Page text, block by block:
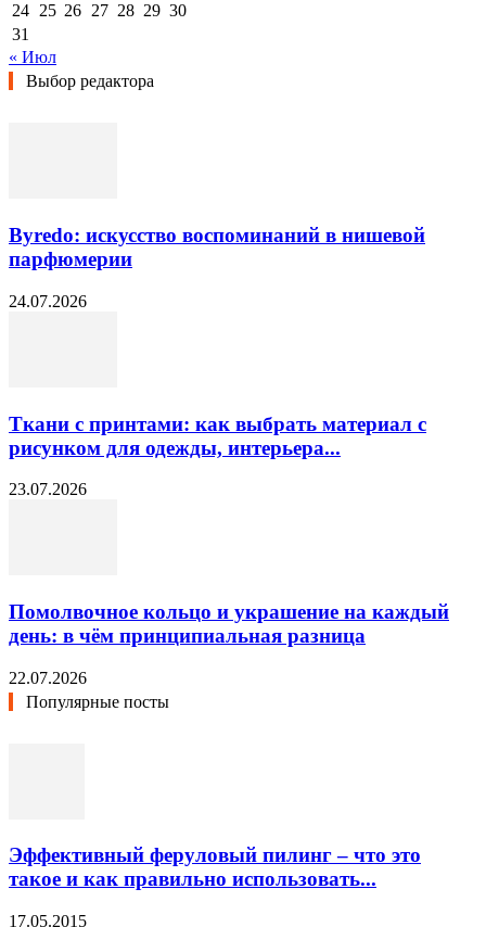
24 25 26 27 28 29 30
31
« Июл
Выбор редактора
Byredo: искусство воспоминаний в нишевой
парфюмерии
24.07.2026
Ткани с принтами: как выбрать материал с
рисунком для одежды, интерьера...
23.07.2026
Помолвочное кольцо и украшение на каждый
день: в чём принципиальная разница
22.07.2026
Популярные посты
Эффективный феруловый пилинг – что это
такое и как правильно использовать...
17.05.2015